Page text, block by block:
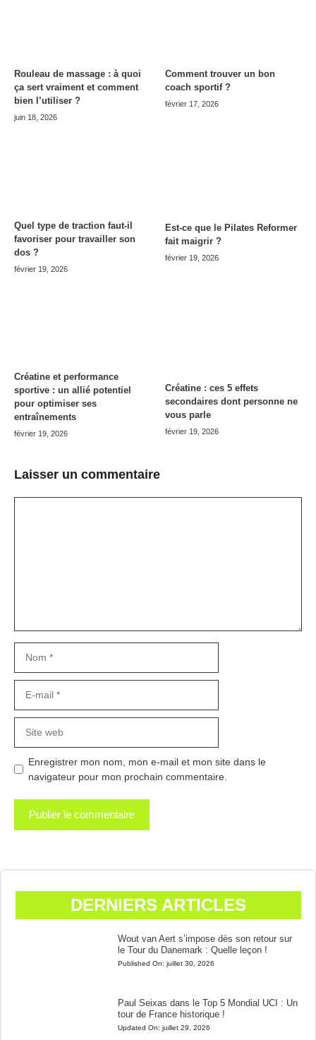
Rouleau de massage : à quoi
ça sert vraiment et comment
bien l’utiliser ?
juin 18, 2026
Comment trouver un bon
coach sportif ?
février 17, 2026
Quel type de traction faut-il
favoriser pour travailler son
dos ?
février 19, 2026
Est-ce que le Pilates Reformer
fait maigrir ?
février 19, 2026
Créatine et performance
sportive : un allié potentiel
pour optimiser ses
entraînements
février 19, 2026
Créatine : ces 5 effets
secondaires dont personne ne
vous parle
février 19, 2026
Laisser un commentaire
mail
web
Enregistrer mon nom, mon e-mail et mon site dans le
navigateur pour mon prochain commentaire.
DERNIERS ARTICLES
Wout van Aert s’impose dès son retour sur
le Tour du Danemark : Quelle leçon !
Published On: juillet 30, 2026
Paul Seixas dans le Top 5 Mondial UCI : Un
tour de France historique !
Updated On: juillet 29, 2026